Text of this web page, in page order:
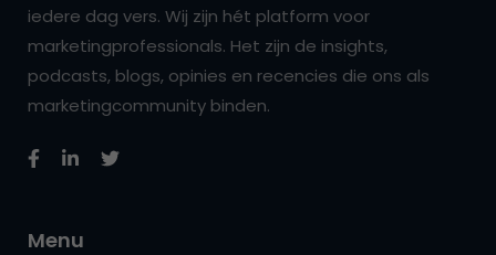
iedere dag vers. Wij zijn hét platform voor
marketingprofessionals. Het zijn de insights,
podcasts, blogs, opinies en recencies die ons als
marketingcommunity binden.
Menu